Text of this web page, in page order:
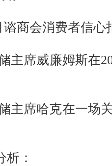
商会消费者信心
席威廉姆斯在
席哈克在一场
：